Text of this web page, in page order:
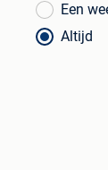
Een
Altijd